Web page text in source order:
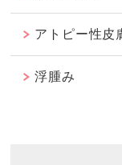
アトピー性皮
浮腫み